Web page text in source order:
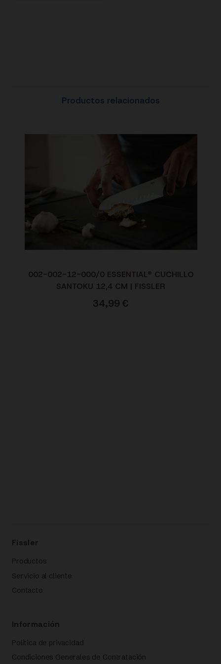
Productos relacionados
002-002-12-000/0 ESSENTIAL® CUCHILLO
SANTOKU 12,4 CM | FISSLER
34,99 €
Fissler
Productos
Servicio al cliente
Contacto
Información
Política de privacidad
Condiciones Generales de Contratación